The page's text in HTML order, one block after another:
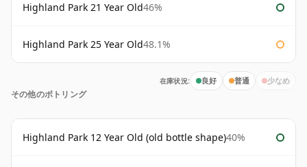
Highland Park 21 Year Old46%
Highland Park 25 Year Old48.1%
在庫状況: 良好 普通 少なめ
その他のボトリング
Highland Park 12 Year Old (old bottle shape)40%